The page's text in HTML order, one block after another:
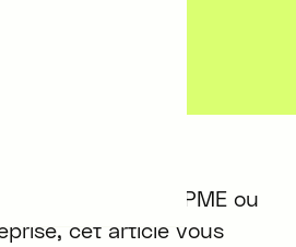
une start-up, une PME ou
cet article vous